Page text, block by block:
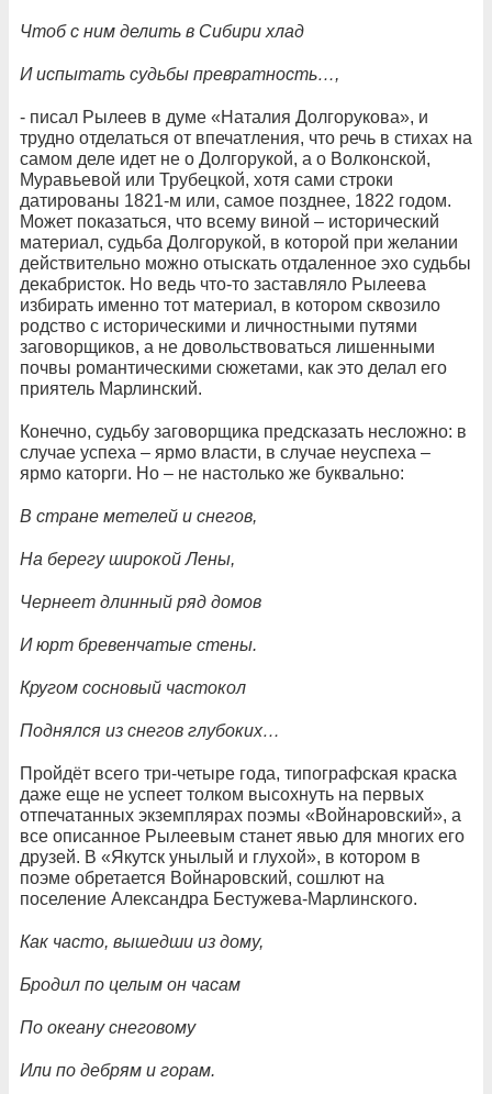
Чтоб с ним делить в Сибири хлад
И испытать судьбы превратность…,
- писал Рылеев в думе «Наталия Долгорукова», и
трудно отделаться от впечатления, что речь в стихах на
самом деле идет не о Долгорукой, а о Волконской,
Муравьевой или Трубецкой, хотя сами строки
датированы 1821-м или, самое позднее, 1822 годом.
Может показаться, что всему виной – исторический
материал, судьба Долгорукой, в которой при желании
действительно можно отыскать отдаленное эхо судьбы
декабристок. Но ведь что-то заставляло Рылеева
избирать именно тот материал, в котором сквозило
родство с историческими и личностными путями
заговорщиков, а не довольствоваться лишенными
почвы романтическими сюжетами, как это делал его
приятель Марлинский.
Конечно, судьбу заговорщика предсказать несложно: в
случае успеха – ярмо власти, в случае неуспеха –
ярмо каторги. Но – не настолько же буквально:
В стране метелей и снегов,
На берегу широкой Лены,
Чернеет длинный ряд домов
И юрт бревенчатые стены.
Кругом сосновый частокол
Поднялся из снегов глубоких…
Пройдёт всего три-четыре года, типографская краска
даже еще не успеет толком высохнуть на первых
отпечатанных экземплярах поэмы «Войнаровский», а
все описанное Рылеевым станет явью для многих его
друзей. В «Якутск унылый и глухой», в котором в
поэме обретается Войнаровский, сошлют на
поселение Александра Бестужева-Марлинского.
Как часто, вышедши из дому,
Бродил по целым он часам
По океану снеговому
Или по дебрям и горам.